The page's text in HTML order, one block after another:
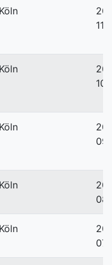
Köln
11-
Köln
Köln
Köln
Köln